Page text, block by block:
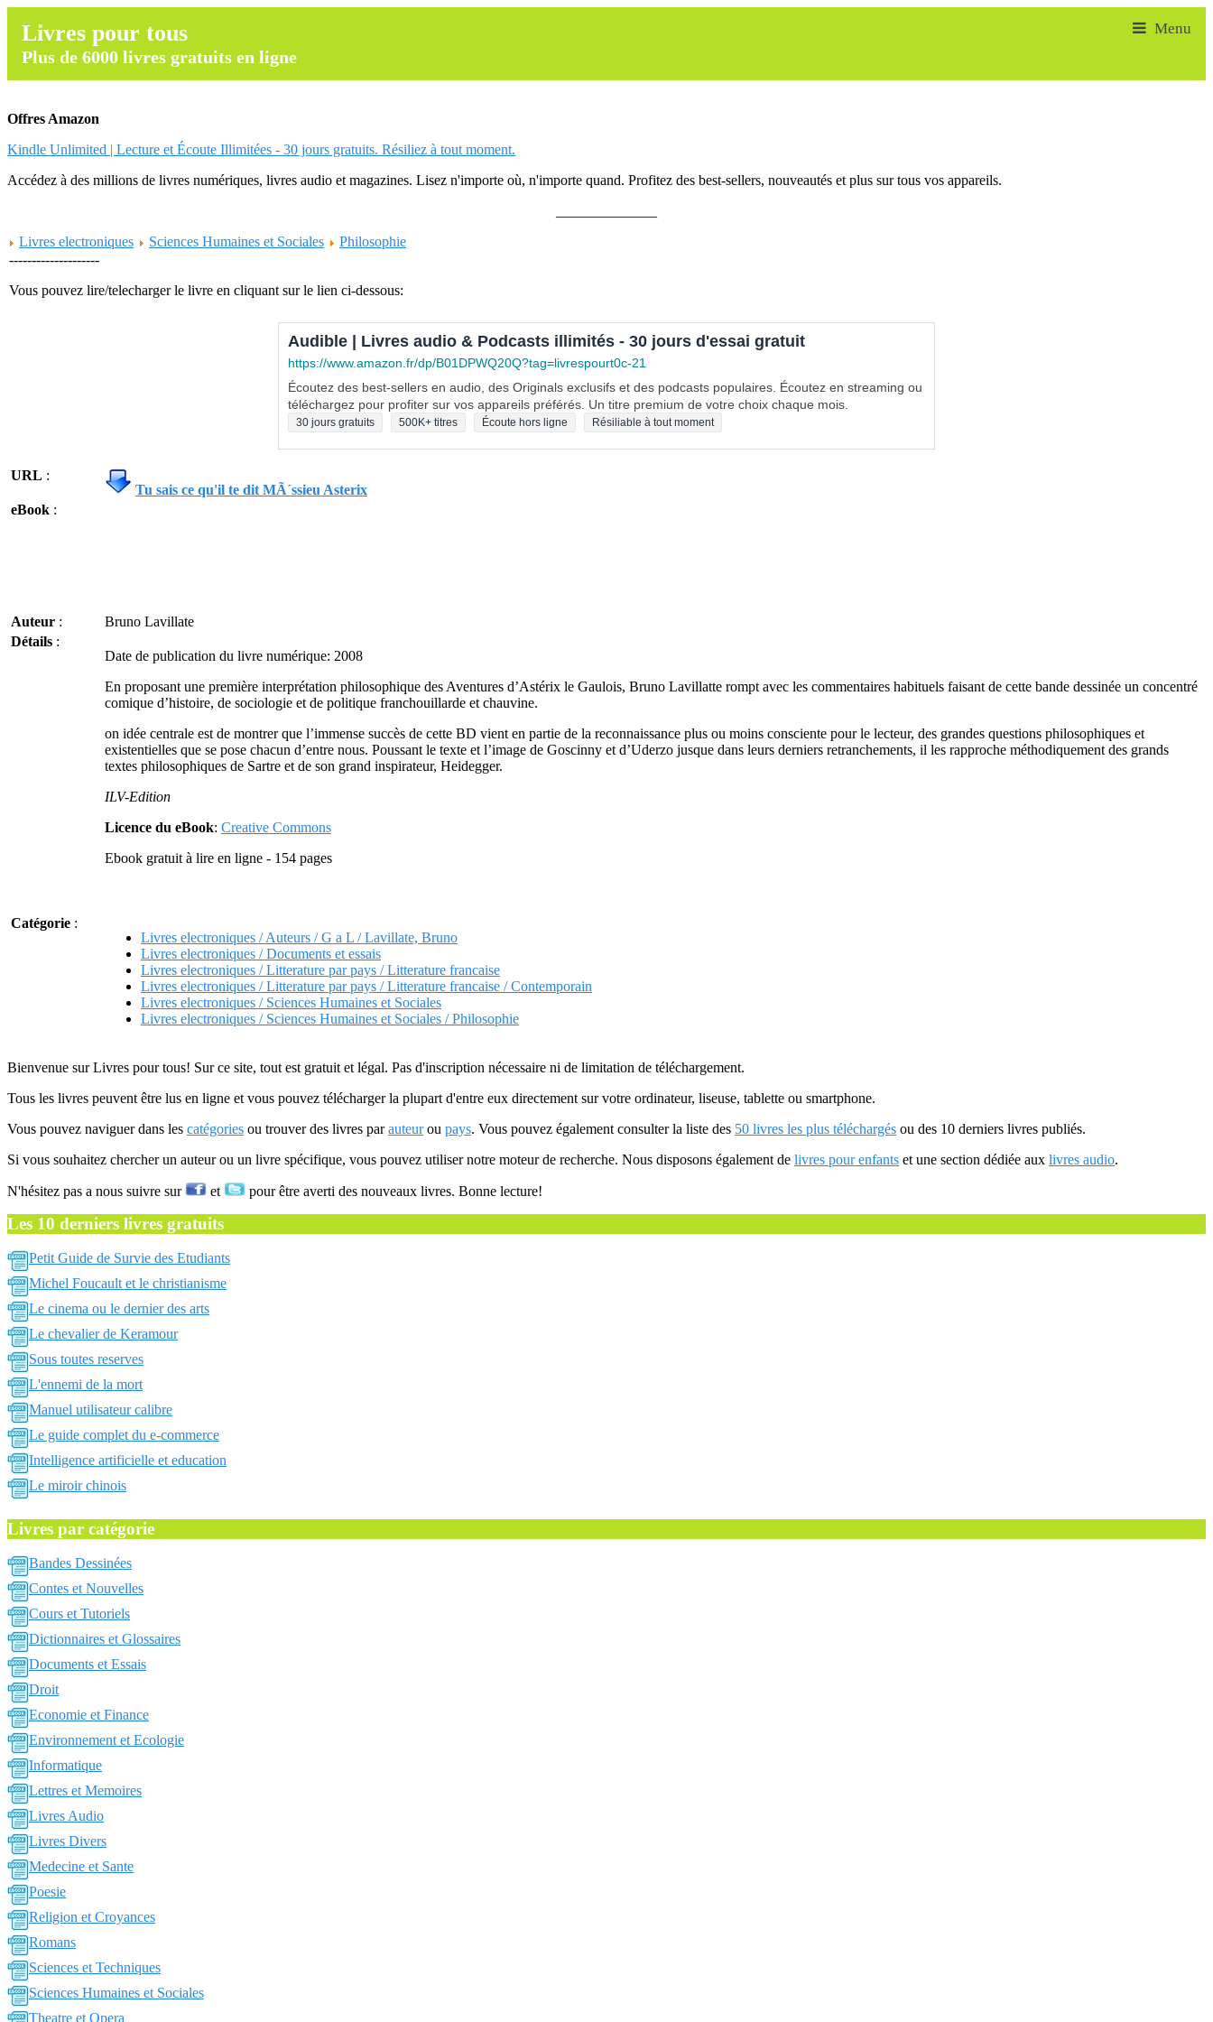
Livres pour tous
Plus de 6000 livres gratuits en ligne
Offres Amazon
Kindle Unlimited | Lecture et Écoute Illimitées - 30 jours gratuits. Résiliez à tout moment.
Accédez à des millions de livres numériques, livres audio et magazines. Lisez n'importe où, n'importe quand. Profitez des best-sellers, nouveautés et plus sur tous vos appareils.
Livres electroniques
Sciences Humaines et Sociales
Philosophie
--------------------
Vous pouvez lire/telecharger le livre en cliquant sur le lien ci-dessous:
Audible | Livres audio & Podcasts illimités - 30 jours d'essai gratuit
https://www.amazon.fr/dp/B01DPWQ20Q?tag=livrespourt0c-21
Écoutez des best-sellers en audio, des Originals exclusifs et des podcasts populaires. Écoutez en streaming ou
téléchargez pour profiter sur vos appareils préférés. Un titre premium de votre choix chaque mois.
30 jours gratuits 500K+ titres Écoute hors ligne Résiliable à tout moment
URL :
Tu sais ce qu'il te dit MÃ´ssieu Asterix
eBook :
Auteur :
Bruno Lavillate
Détails :
Date de publication du livre numérique: 2008
En proposant une première interprétation philosophique des Aventures d’Astérix le Gaulois, Bruno Lavillatte rompt avec les commentaires habituels faisant de cette bande dessinée un concentré
comique d’histoire, de sociologie et de politique franchouillarde et chauvine.
on idée centrale est de montrer que l’immense succès de cette BD vient en partie de la reconnaissance plus ou moins consciente pour le lecteur, des grandes questions philosophiques et
existentielles que se pose chacun d’entre nous. Poussant le texte et l’image de Goscinny et d’Uderzo jusque dans leurs derniers retranchements, il les rapproche méthodiquement des grands
textes philosophiques de Sartre et de son grand inspirateur, Heidegger.
ILV-Edition
Licence du eBook: Creative Commons
Ebook gratuit à lire en ligne - 154 pages
Catégorie :
Livres electroniques / Auteurs / G a L / Lavillate, Bruno
Livres electroniques / Documents et essais
Livres electroniques / Litterature par pays / Litterature francaise
Livres electroniques / Litterature par pays / Litterature francaise / Contemporain
Livres electroniques / Sciences Humaines et Sociales
Livres electroniques / Sciences Humaines et Sociales / Philosophie
Bienvenue sur Livres pour tous! Sur ce site, tout est gratuit et légal. Pas d'inscription nécessaire ni de limitation de téléchargement.
Tous les livres peuvent être lus en ligne et vous pouvez télécharger la plupart d'entre eux directement sur votre ordinateur, liseuse, tablette ou smartphone.
Vous pouvez naviguer dans les catégories ou trouver des livres parauteurou pays. Vous pouvez également consulter la liste des 50 livres les plus téléchargés ou des 10 derniers livres publiés.
Si vous souhaitez chercher un auteur ou un livre spécifique, vous pouvez utiliser notre moteur de recherche. Nous disposons également de livres pour enfants et une section dédiée aux livres audio.
N'hésitez pas a nous suivre sur et pour être averti des nouveaux livres. Bonne lecture!
Les 10 derniers livres gratuits
Petit Guide de Survie des Etudiants
Michel Foucault et le christianisme
Le cinema ou le dernier des arts
Le chevalier de Keramour
Sous toutes reserves
L'ennemi de la mort
Manuel utilisateur calibre
Le guide complet du e-commerce
Intelligence artificielle et education
Le miroir chinois
Livres par catégorie
Bandes Dessinées
Contes et Nouvelles
Cours et Tutoriels
Dictionnaires et Glossaires
Documents et Essais
Droit
Economie et Finance
Environnement et Ecologie
Informatique
Lettres et Memoires
Livres Audio
Livres Divers
Medecine et Sante
Poesie
Religion et Croyances
Romans
Sciences et Techniques
Sciences Humaines et Sociales
Theatre et Opera